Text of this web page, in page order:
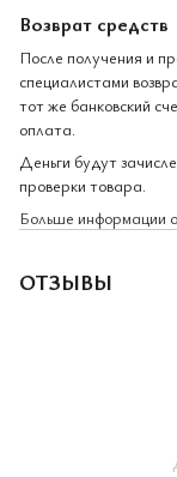
Возврат средств
После получения и
специалистами
тот же банковский
оплата.
Деньги будут
проверки товара.
Больше информации
ОТЗЫВЫ